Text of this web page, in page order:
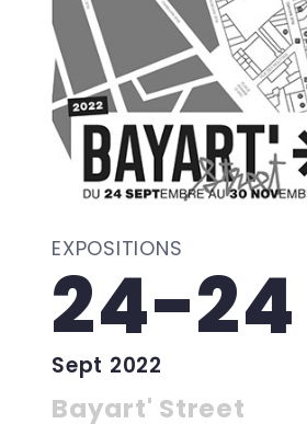
EXPOSITIONS
24-24
Sept 2022
Bayart' Street